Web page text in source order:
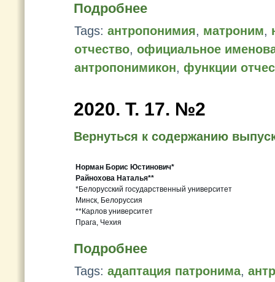
Подробнее
Tags: антропонимия, матроним,
отчество, официальное
антропонимикон, функции
2020. Т. 17. №2
Вернуться к содержанию
Норман Борис Юстинович*
Райнохова Наталья**
*Белорусский государственный университет
Минск, Белоруссия
**Карлов университет
Прага, Чехия
Подробнее
Tags: адаптация патронима,